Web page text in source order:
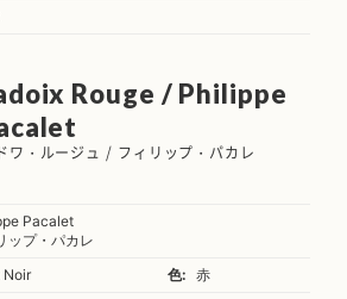
Rouge / Philippe
ワ・ルージュ / フィリップ・パカレ
Pacalet
ップ・パカレ
Noir 色:
赤